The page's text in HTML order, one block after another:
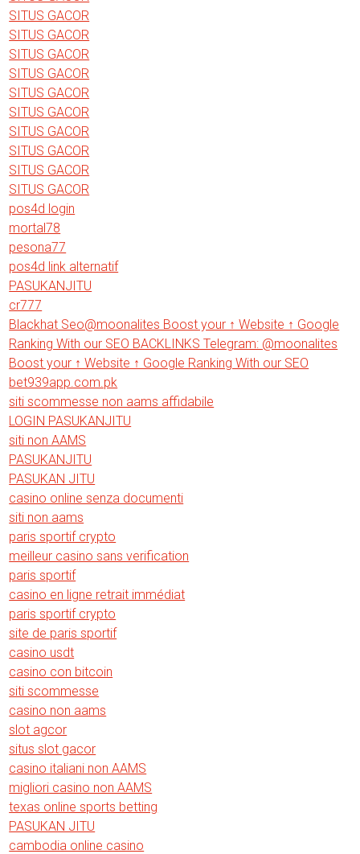
SITUS GACOR
SITUS GACOR
SITUS GACOR
SITUS GACOR
SITUS GACOR
SITUS GACOR
SITUS GACOR
SITUS GACOR
SITUS GACOR
SITUS GACOR
pos4d login
mortal78
pesona77
pos4d link alternatif
PASUKANJITU
cr777
Blackhat Seo@moonalites Boost your ↑ Website ↑ Google
Ranking With our SEO BACKLINKS Telegram: @moonalites
Boost your ↑ Website ↑ Google Ranking With our SEO
bet939app.com.pk
siti scommesse non aams affidabile
LOGIN PASUKANJITU
siti non AAMS
PASUKANJITU
PASUKAN JITU
casino online senza documenti
siti non aams
paris sportif crypto
meilleur casino sans verification
paris sportif
casino en ligne retrait immédiat
paris sportif crypto
site de paris sportif
casino usdt
casino con bitcoin
siti scommesse
casino non aams
slot agcor
situs slot gacor
casino italiani non AAMS
migliori casino non AAMS
texas online sports betting
PASUKAN JITU
cambodia online casino